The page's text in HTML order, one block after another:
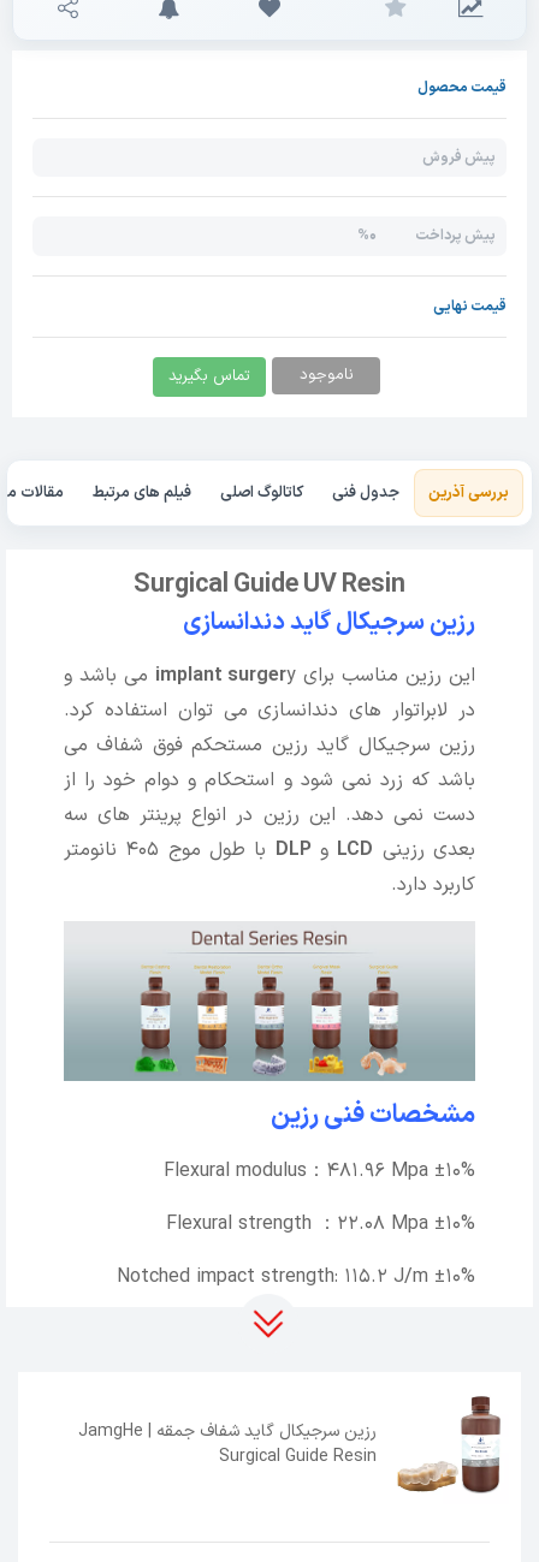
قیمت محصول
پیش فروش
پیش پرداخت 0%
قیمت نهایی
ناموجود تماس بگیرید
بررسی آذرین جدول فنی کاتالوگ اصلی فیلم های مرتبط مقالات
Surgical Guide UV Resin
رزین سرجیکال گاید دندانسازی
این رزین مناسب برای implant surger y می باشد و
در لابراتوار های دندانسازی می توان استفاده کرد.
رزین سرجیکال گاید رزین مستحکم فوق شفاف می
باشد که زرد نمی شود و استحکام و دوام خود را از
دست نمی دهد. این رزین در انواع پرینتر های سه
بعدی رزینی LCD و DLP
با طول موج 405 نانومتر
کاربرد دارد.
مشخصات فنی رزین
Flexural modulus：481.96 Mpa ±10%
Flexural strength ：22.08 Mpa ±10%
Notched impact strength: 115.2 J/m ±10%
maximum pulling strength: 992.5N ±10%
Tensile strength：312.82 Mpa ±10%
Elongation at break：17.46% ±10%
Hardness (Shore D)：80-85D
رزین سرجیکال گاید شفاف جمقه | JamgHe
Surgical Guide Resin